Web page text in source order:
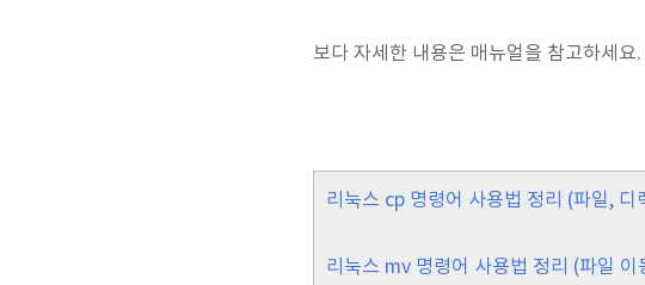
보다 자세한 내용은 매뉴얼을 참고하세요.
리눅스 cp 명령어 사용법 정리 (파일, 디
리눅스 mv 명령어 사용법 정리 (파일